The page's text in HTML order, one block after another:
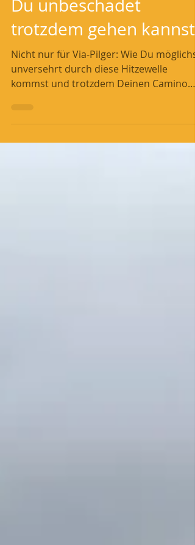
WELLE ? Tipps 15: Wie
Du unbeschadet
trotzdem gehen kannst
Nicht nur für Via-Pilger: Wie Du möglichst
genießen kannst! Nicht nur...